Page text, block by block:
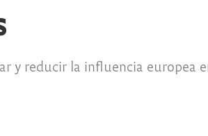
y reducir la influencia europea